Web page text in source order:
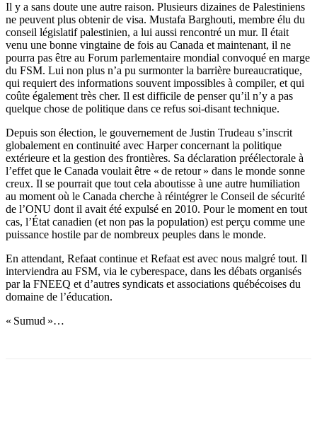
Il y a sans doute une autre raison. Plusieurs dizaines de Palestiniens
ne peuvent plus obtenir de visa. Mustafa Barghouti, membre élu du
conseil législatif palestinien, a lui aussi rencontré un mur. Il était
venu une bonne vingtaine de fois au Canada et maintenant, il ne
pourra pas être au Forum parlementaire mondial convoqué en marge
du FSM. Lui non plus n’a pu surmonter la barrière bureaucratique,
qui requiert des informations souvent impossibles à compiler, et qui
coûte également très cher. Il est difficile de penser qu’il n’y a pas
quelque chose de politique dans ce refus soi-disant technique.
Depuis son élection, le gouvernement de Justin Trudeau s’inscrit
globalement en continuité avec Harper concernant la politique
extérieure et la gestion des frontières. Sa déclaration préélectorale à
l’effet que le Canada voulait être « de retour » dans le monde sonne
creux. Il se pourrait que tout cela aboutisse à une autre humiliation
au moment où le Canada cherche à réintégrer le Conseil de sécurité
de l’ONU dont il avait été expulsé en 2010. Pour le moment en tout
cas, l’État canadien (et non pas la population) est perçu comme une
puissance hostile par de nombreux peuples dans le monde.
En attendant, Refaat continue et Refaat est avec nous malgré tout. Il
interviendra au FSM, via le cyberespace, dans les débats organisés
par la FNEEQ et d’autres syndicats et associations québécoises du
domaine de l’éducation.
« Sumud »…